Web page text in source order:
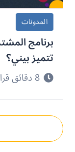
المدونات
برنامج
تتميز بيني؟
8 دقائق قراءة